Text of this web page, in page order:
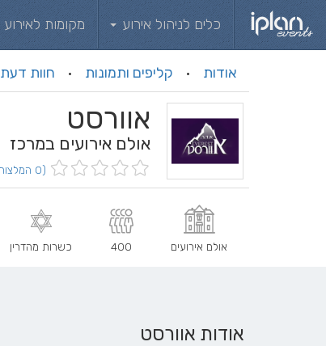
כלים לניהול אירוע מקומות לאירוע
אודות · קליפים ותמונות · חוות דעת
אוורסט
אולם אירועים במרכז
(0 המלצות וחוות דעת)
אולם אירועים 400 כשרות מהדרין
אודות אוורסט